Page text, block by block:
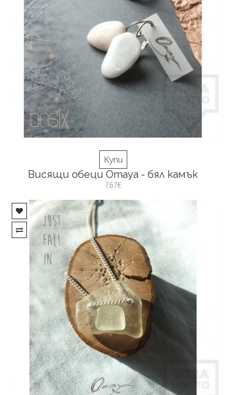
Купи
Висящи обеци Omaya - бял камък
7.67€